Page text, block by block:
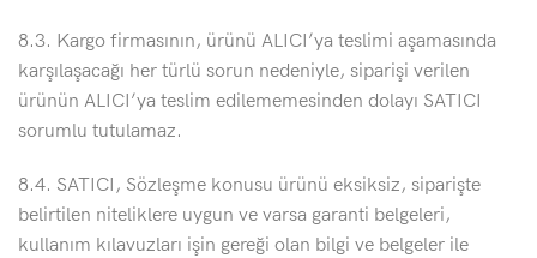
8.3. Kargo firmasının, ürünü ALICI’ya teslimi aşamasında
karşılaşacağı her türlü sorun nedeniyle, siparişi verilen
ürünün ALICI’ya teslim edilememesinden dolayı SATICI
sorumlu tutulamaz.
8.4. SATICI, Sözleşme konusu ürünü eksiksiz, siparişte
belirtilen niteliklere uygun ve varsa garanti belgeleri,
kullanım kılavuzları işin gereği olan bilgi ve belgeler ile